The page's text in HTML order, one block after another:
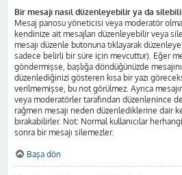
Bir mesajı nasıl düzenleyebilir ya da
Mesaj panosu yöneticisi veya moderatör
kendinize ait mesajları düzenleyebilir veya
mesajı düzenle butonuna tıklayarak
sadece belirli bir süre için mevcuttur). Eğer
göndermişse, başlığa döndüğünüzde
düzenlediğinizi gösteren kısa bir yazı
verilmemişse, bu not görülmez. Ayrıca
veya moderatörler tarafından düzenlenince
rağmen mesajı neden düzenlediklerine dair
bırakabilirler. Not: Normal kullanıcılar
sonra bir mesajı silemezler.
Başa dön